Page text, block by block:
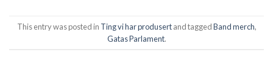
This entry was posted in Ting vi har produsertand taggedBand merch,
Gatas Parlament.